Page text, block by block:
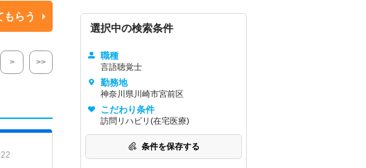
もらう
> >>
選択中の検索条件
職種
言語聴覚士
勤務地
神奈川県川崎市宮前区
こだわり条件
訪問リハビリ(在宅医療)
条件を保存する